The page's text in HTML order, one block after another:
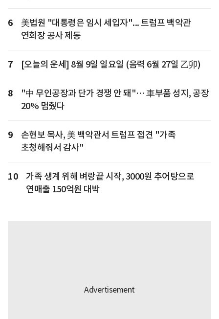
6
美법원 "대통령은 임시 세입자"... 트럼프 백악관
연회장 공사 제동
7 [오늘의 운세] 8월 9일 일요일 (음력 6월 27일 乙卯)
8
"中 무인공장과 단가 경쟁 안 돼"… 車부품 성지, 공장
20% 멈췄다
9
손현보 목사, 美 백악관서 트럼프 접견 "가족
초청해줘서 감사"
10
가족 생계 위해 벼랑끝 시작, 3000원 추어탕으로
연매출 150억원 대박